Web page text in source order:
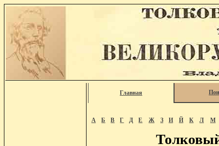
Главная
А Б В Г Д Е Ж З И Й К Л М